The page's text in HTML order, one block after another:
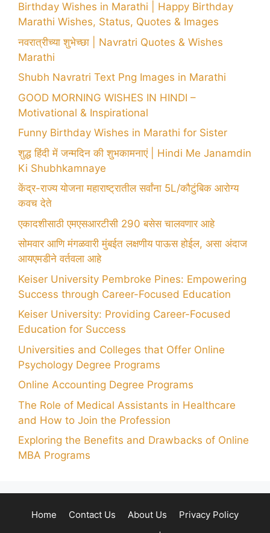
Birthday Wishes in Marathi | Happy Birthday
Marathi Wishes, Status, Quotes & Images
नवरात्रीच्या शुभेच्छा | Navratri Quotes & Wishes
Marathi
Shubh Navratri Text Png Images in Marathi
GOOD MORNING WISHES IN HINDI –
Motivational & Inspirational
Funny Birthday Wishes in Marathi for Sister
शुद्ध हिंदी में जन्मदिन की शुभकामनाएं | Hindi Me Janamdin
Ki Shubhkamnaye
केंद्र-राज्य योजना महाराष्ट्रातील सर्वांना 5L/कौटुंबिक आरोग्य
कवच देते
एकादशीसाठी एमएसआरटीसी 290 बसेस चालवणार आहे
सोमवार आणि मंगळवारी मुंबईत लक्षणीय पाऊस होईल, असा अंदाज
आयएमडीने वर्तवला आहे
Keiser University Pembroke Pines: Empowering
Success through Career-Focused Education
Keiser University: Providing Career-Focused
Education for Success
Universities and Colleges that Offer Online
Psychology Degree Programs
Online Accounting Degree Programs
The Role of Medical Assistants in Healthcare
and How to Join the Profession
Exploring the Benefits and Drawbacks of Online
MBA Programs
Home Contact Us About Us
Privacy Policy